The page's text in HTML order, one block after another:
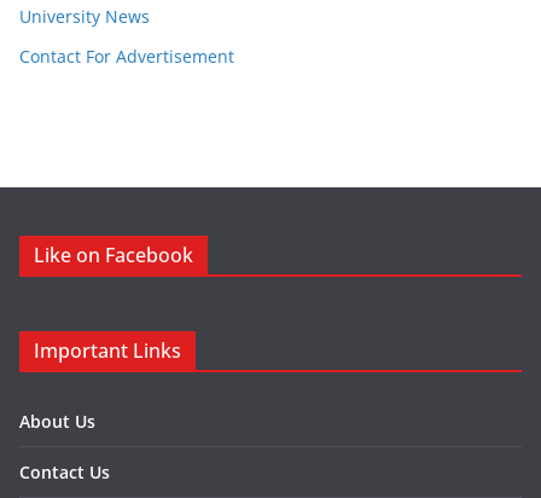
University News
Contact For Advertisement
Like on Facebook
Important Links
About Us
Contact Us